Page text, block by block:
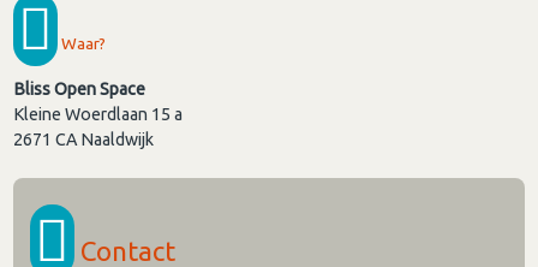
Waar?
Bliss Open Space
Kleine Woerdlaan 15 a
2671 CA Naaldwijk
Contact